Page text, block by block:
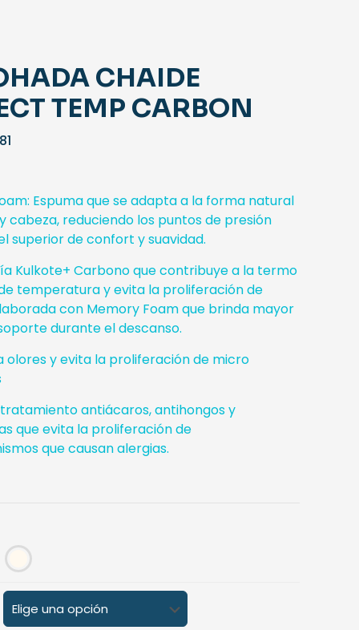
CHAIDE
TEMP CARBON
es:
$35,81.
Espuma que se adapta a la forma natural
cabeza, reduciendo los puntos de presión
superior de confort y suavidad.
Kulkote+ Carbono que contribuye a la termo
temperatura y evita la proliferación de
con Memory Foam que brinda mayor
durante el descanso.
olores y evita la proliferación de micro
antiácaros, antihongos y
que evita la proliferación de
que causan alergias.